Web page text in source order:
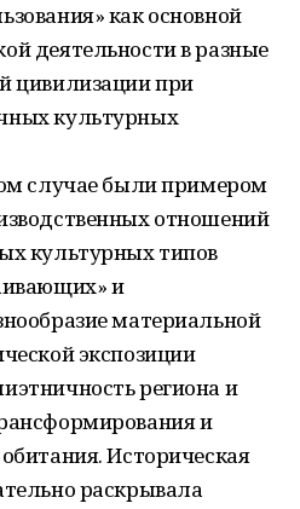
как основной
деятельности в разные
цивилизации при
культурных
случае были примером
отношений
культурных типов
и
материальной
экспозиции
региона и
и
Историческая
раскрывала